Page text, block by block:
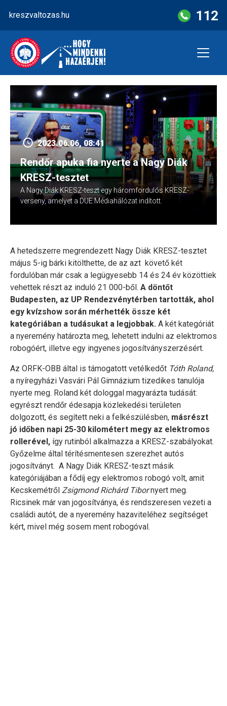
content
kreszvaltozas.hu 112
2023.06.06, 08:41
Rendőr apuka fia nyerte a Nagy Diák
KRESZ-tesztet
A Nagy Diák KRESZ-teszt egy háromfordulós KRESZ-
verseny, amelyet a DUE Médiahálózat indított.
A hetedszerre megrendezett Nagy Diák KRESZ-tesztet
május 5-ig bárki kitölthette, de az azt követő két
fordulóban már csak a legügyesebb 14 és 24 év közöttiek
vehettek részt az induló 21 000-ből. A döntőt
Budapesten, az UP Rendezvénytérben tartották, ahol
egy kvízshow során mérhették össze két
kategóriában a tudásukat a legjobbak. A két kategóriát
a nyeremény határozta meg, lehetett indulni az elektromos
robogóért, illetve egy ingyenes jogosítványszerzésért.
Az ORFK-OBB által is támogatott vetélkedőt Tóth Roland,
a nyíregyházi Vasvári Pál Gimnázium tizedikes tanulója
nyerte meg. Roland két dologgal magyarázta tudását:
egyrészt rendőr édesapja közlekedési területen
dolgozott, és segített neki a felkészülésben, másrészt
jó időben napi 25-30 kilométert megy az elektromos
rollerével, így rutinból alkalmazza a KRESZ-szabályokat.
Győzelme által térítésmentesen szerezhet autós
jogosítványt. A Nagy Diák KRESZ-teszt másik
kategóriájában a fődíj egy elektromos robogó volt, amit
Kecskemétről Zsigmond Richárd Tibornyert meg.
Ricsinek már van jogosítványa, és rendszeresen vezeti a
családi autót, de a nyeremény hazaviteléhez segítséget
kért, mivel még sosem ment robogóval.